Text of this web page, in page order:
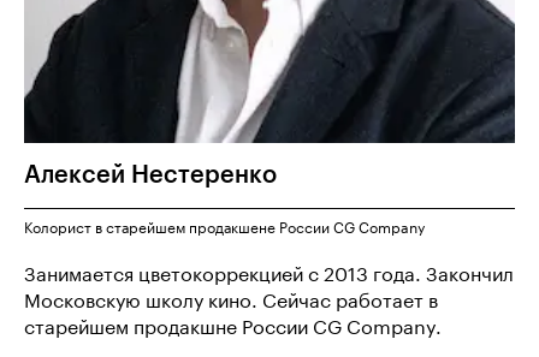
Алексей Нестеренко
Колорист в старейшем продакшене России CG Company
Занимается цветокоррекцией с 2013 года. Закончил
Московскую школу кино. Сейчас работает в
старейшем продакшне России CG Company.